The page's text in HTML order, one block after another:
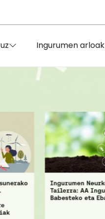
Ingurumen arloak